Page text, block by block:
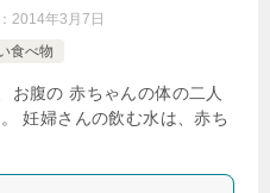
2014年3月7日
食べ物
お腹の 赤ちゃんの体の二人
妊婦さんの飲む水は、赤ち